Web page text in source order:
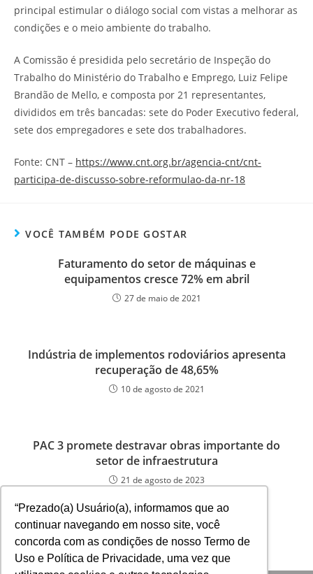
“Prezado(a) Usuário(a), informamos que ao
continuar navegando em nosso site, você
concorda com as condições de nosso Termo de
Uso e Política de Privacidade, uma vez que
principal estimular o diálogo social com vistas a melhorar as
condições e o meio ambiente do trabalho.
A Comissão é presidida pelo secretário de Inspeção do
Trabalho do Ministério do Trabalho e Emprego, Luiz Felipe
Brandão de Mello, e composta por 21 representantes,
divididos em três bancadas: sete do Poder Executivo federal,
sete dos empregadores e sete dos trabalhadores.
Fonte: CNT – https://www.cnt.org.br/agencia-cnt/cnt-
participa-de-discusso-sobre-reformulao-da-nr-18
VOCÊ TAMBÉM PODE GOSTAR
Faturamento do setor de máquinas e
equipamentos cresce 72% em abril
27 de maio de 2021
Indústria de implementos rodoviários apresenta
recuperação de 48,65%
10 de agosto de 2021
PAC 3 promete destravar obras importante do
setor de infraestrutura
21 de agosto de 2023